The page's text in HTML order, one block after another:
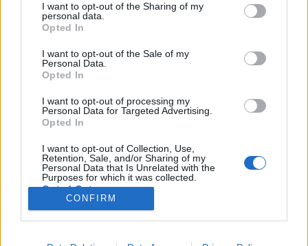
not limited to your visit or usage behaviour. You may click to
grant or deny consent to Google and its third-party tags to
use your data for below specified purposes in below Google
consent section.
I want to opt-out of the Sharing of my
personal data.
Opted In
I want to opt-out of the Sale of my
Personal Data.
Opted In
I want to opt-out of processing my
Personal Data for Targeted Advertising.
Opted In
I want to opt-out of Collection, Use,
Retention, Sale, and/or Sharing of my
Personal Data that Is Unrelated with the
Purposes for which it was collected.
Opted Out
Google consents
I want to allow Google to enable storage
CONFIRM
Justyna Jakobówska kiállítása a
Massolitban
szlavtextus•2014. február 11.
"villámkiállítása" a Massolit Könyvesboltban, mely
még két napig, február 13-ig tekinthető meg. Justyna
kiállítása ételábrázolások gyűjt össze. A művésznő
környezete inspirálta a…